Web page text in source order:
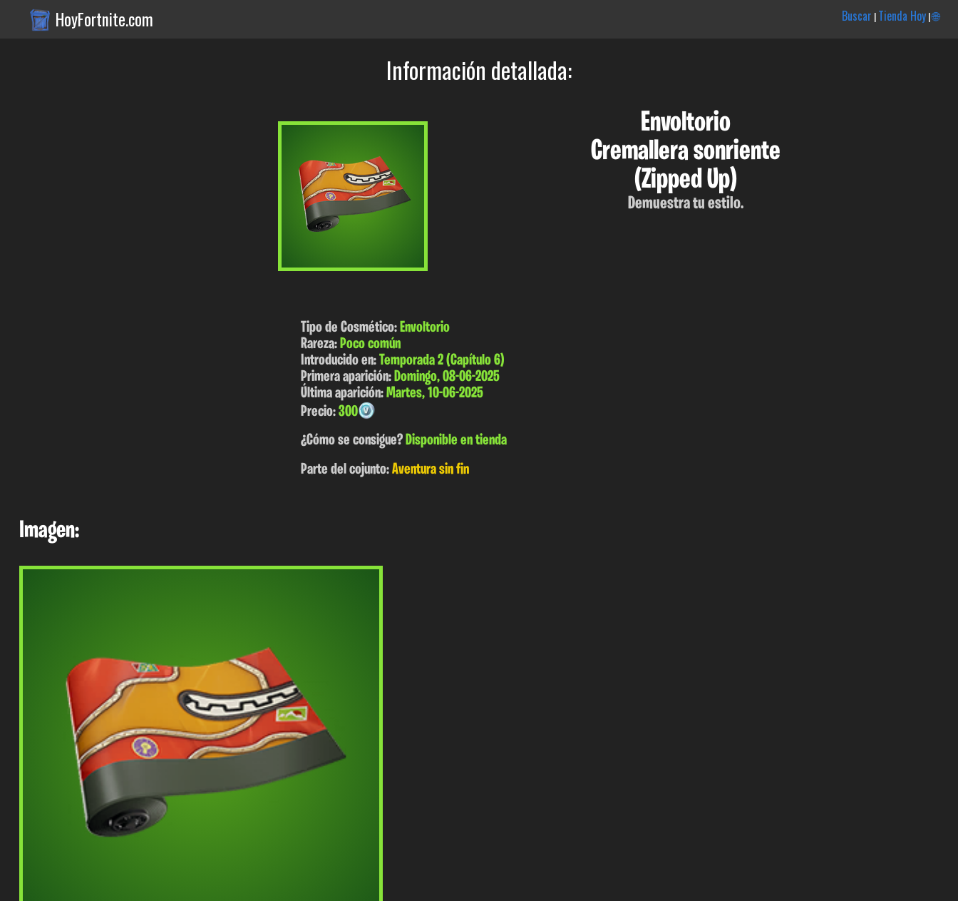
HoyFortnite.com Buscar |Tienda Hoy|🌐
Información detallada:
Envoltorio
Cremallera sonriente
(Zipped Up)
Demuestra tu estilo.
Tipo de Cosmético:Envoltorio
Rareza: Poco común
Introducido en:Temporada 2 (Capítulo 6)
Primera aparición: Domingo, 08-06-2025
Última aparición:Martes, 10-06-2025
Precio:300
¿Cómo se consigue?Disponible en tienda
Parte del cojunto:Aventura sin fin
Imagen: